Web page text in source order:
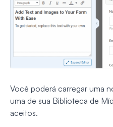
Você poderá carregar uma
uma de sua Biblioteca de
aceitos.